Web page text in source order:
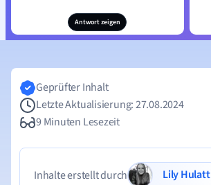
Antwort zeigen
Geprüfter Inhalt
Letzte Aktualisierung: 27.08.2024
9 Minuten Lesezeit
Inhalte erstellt durch
Lily Hulatt